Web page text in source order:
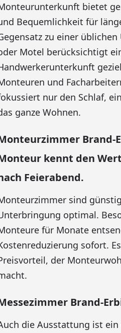
bietet
Bequemlichkeit für
zu einer
Motel berücksichtigt
und
nur den Schlaf,
ganze Wohnen.
Brand-
kennt den
Feierabend.
sind
optimal.
für Monate
sofort.
der
Brand-
die Ausstattung ist